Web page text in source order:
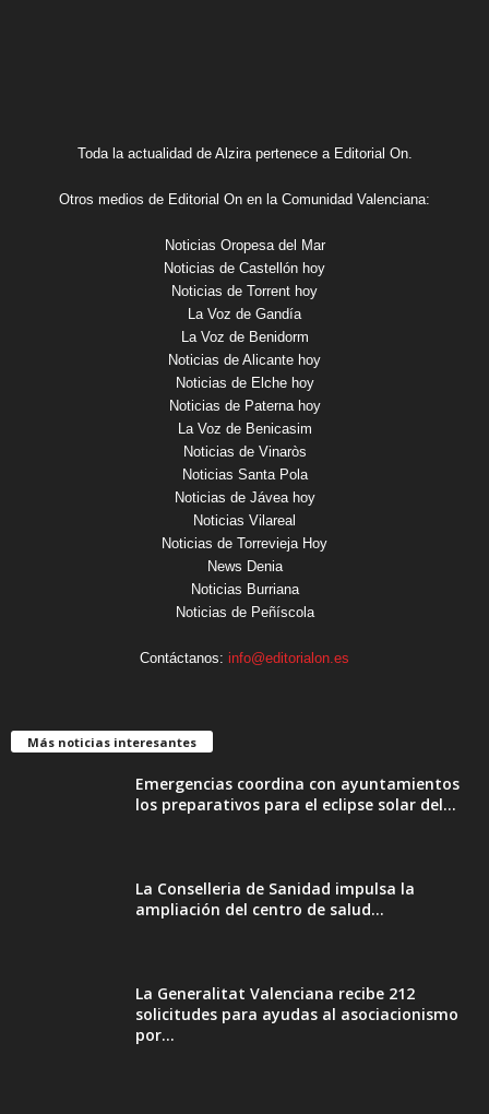
Toda la actualidad de Alzira pertenece a Editorial On.
Otros medios de Editorial On en la Comunidad Valenciana:
Noticias Oropesa del Mar
Noticias de Castellón hoy
Noticias de Torrent hoy
La Voz de Gandía
La Voz de Benidorm
Noticias de Alicante hoy
Noticias de Elche hoy
Noticias de Paterna hoy
La Voz de Benicasim
Noticias de Vinaròs
Noticias Santa Pola
Noticias de Jávea hoy
Noticias Vilareal
Noticias de Torrevieja Hoy
News Denia
Noticias Burriana
Noticias de Peñíscola
Contáctanos: info@editorialon.es
Más noticias interesantes
Emergencias coordina con ayuntamientos
los preparativos para el eclipse solar del...
La Conselleria de Sanidad impulsa la
ampliación del centro de salud...
La Generalitat Valenciana recibe 212
solicitudes para ayudas al asociacionismo
por...